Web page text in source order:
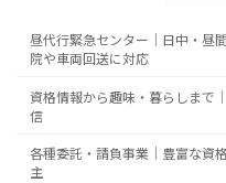
昼代行緊急センター｜日中・昼
院や車両回送に対応
資格情報から趣味・暮らしまで
信
各種委託・請負事業｜豊富な資
主